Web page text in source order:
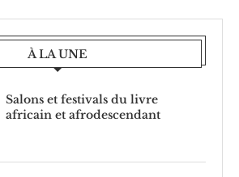
À LA UNE
Salons et festivals du livre
africain et afrodescendant